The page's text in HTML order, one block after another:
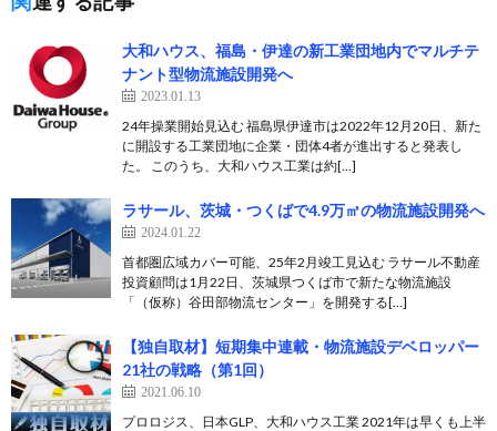
大和ハウス、福島・伊達の新工業団地内でマルチテ
ナント型物流施設開発へ
2023.01.13
24年操業開始見込む 福島県伊達市は2022年12月20日、新た
に開設する工業団地に企業・団体4者が進出すると発表し
た。 このうち、大和ハウス工業は約[…]
ラサール、茨城・つくばで4.9万㎡の物流施設開発へ
2024.01.22
首都圏広域カバー可能、25年2月竣工見込む ラサール不動産
投資顧問は1月22日、茨城県つくば市で新たな物流施設
「（仮称）谷田部物流センター」を開発する[…]
【独自取材】短期集中連載・物流施設デベロッパー
21社の戦略（第1回）
2021.06.10
プロロジス、日本GLP、大和ハウス工業 2021年は早くも上半